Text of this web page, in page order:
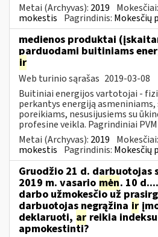
Metai (Archyvas): 2019 Mokesčiai:
mokestis Pagrindinis: Mokesčių
medienos produktai
parduodami buitiniams
ir
Web turinio sąrašas 2019-03-08
Buitiniai energijos vartotojai -
perkantys energiją
poreikiams, nesusijusiems su
profesine veikla. Pagrindiniai
Metai (Archyvas): 2019 Mokesčiai:
mokestis Pagrindinis: Mokesčių
Gruodžio 21 d. darbuotojas
2019 m. vasario mėn. 10
darbo užmokesčio už
darbuotojas negrąžina ir
deklaruoti, ar reikia
apmokestinti?